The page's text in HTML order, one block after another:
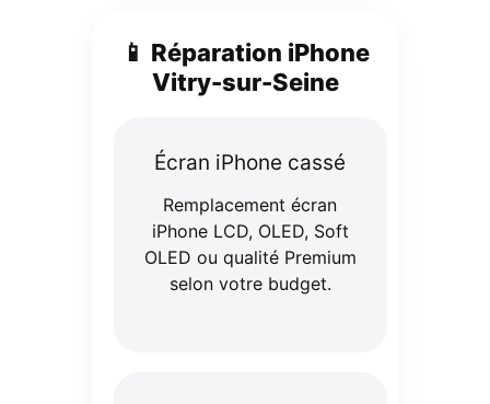
📱 Réparation iPhone
Vitry-sur-Seine
Écran iPhone cassé
Remplacement écran
iPhone LCD, OLED, Soft
OLED ou qualité Premium
selon votre budget.